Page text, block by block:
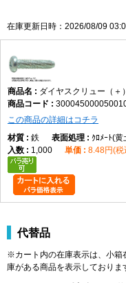
在庫更新日時：2026/08/09
ダイヤスクリュー（＋
この商品の詳細はコチラ
鉄
ｸﾛﾒｰﾄ(黄
1,000
8.48円(税
代替品
※カート内の在庫表示は、小
庫がある商品を表示しておりま